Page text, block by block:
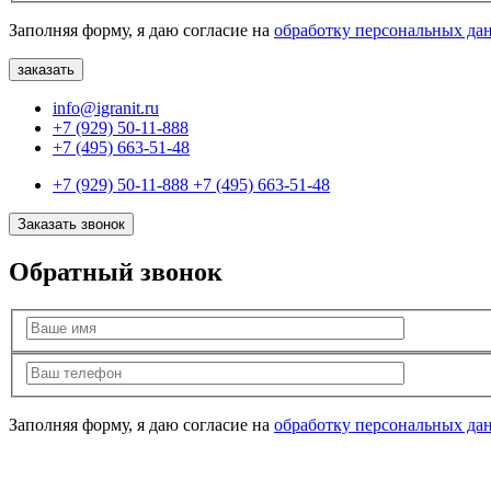
Заполняя форму, я даю согласие на обработку персональных
info@igranit.ru
+7 (929) 50-11-888
+7 (495) 663-51-48
+7 (929) 50-11-888 +7 (495) 663-51-48
Заказать звонок
Обратный звонок
Заполняя форму, я даю согласие на обработку персональных